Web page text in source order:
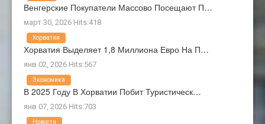
Венгерские Покупатели Массово Посещают П…
март 30, 2026 Hits:418
Хорватия Выделяет 1,8 Миллиона Евро На П…
янв 02, 2026 Hits:567
Хорватия
В 2025 Году В Хорватии Побит Туристическ…
янв 07, 2026 Hits:703
Экономика
Новости